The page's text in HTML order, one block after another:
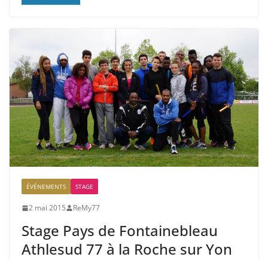
ÉVÉNEMENTS STAGE
2 mai 2015 ReMy77
Stage Pays de Fontainebleau
Athlesud 77 à la Roche sur Yon